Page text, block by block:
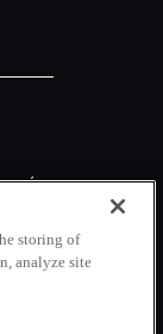
RÉSEAUX
FACEBOOK
INSTAGRAM
storing of
analyze site